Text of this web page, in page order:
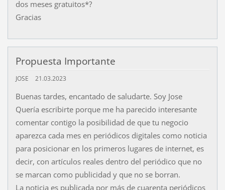
dos meses gratuitos*?
Gracias
Propuesta Importante
JOSE 21.03.2023
Buenas tardes, encantado de saludarte. Soy Jose
Quería escribirte porque me ha parecido interesante
comentar contigo la posibilidad de que tu negocio
aparezca cada mes en periódicos digitales como noticia
para posicionar en los primeros lugares de internet, es
decir, con artículos reales dentro del periódico que no
se marcan como publicidad y que no se borran.
La noticia es publicada por más de cuarenta periódicos